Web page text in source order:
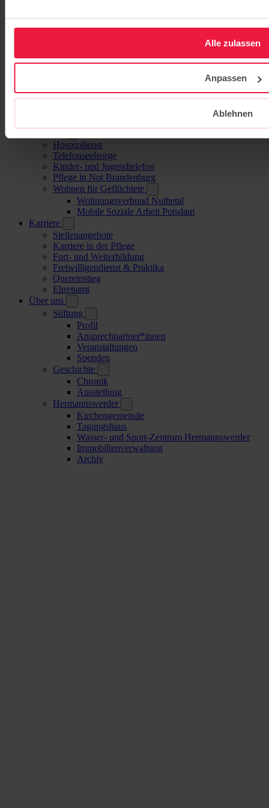
Alle zulassen
Anpassen
Ablehnen
Familienentlastender Dienst (FED)
Erzieher*in
Sozialassistent*in
Hospizdienst
Telefonseelsorge
Kinder- und Jugendtelefon
Pflege in Not Brandenburg
Wohnen für Geflüchtete
Wohnungsverbund Nuthetal
Mobile Soziale Arbeit Potsdam
Karriere
Stellenangebote
Karriere in der Pflege
Fort- und Weiterbildung
Freiwilligendienst & Praktika
Quereinstieg
Ehrenamt
Über uns
Stiftung
Profil
Ansprechpartner*innen
Veranstaltungen
Spenden
Geschichte
Chronik
Ausstellung
Hermannswerder
Kirchengemeinde
Tagungshaus
Wasser- und Sport-Zentrum Hermannswerder
Immobilienverwaltung
Archiv